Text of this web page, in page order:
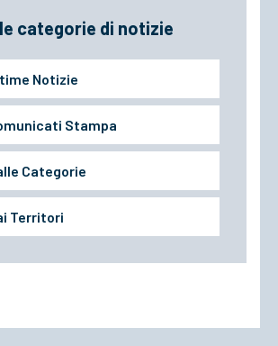
categorie di notizie
Notizie
Stampa
Categorie
Territori